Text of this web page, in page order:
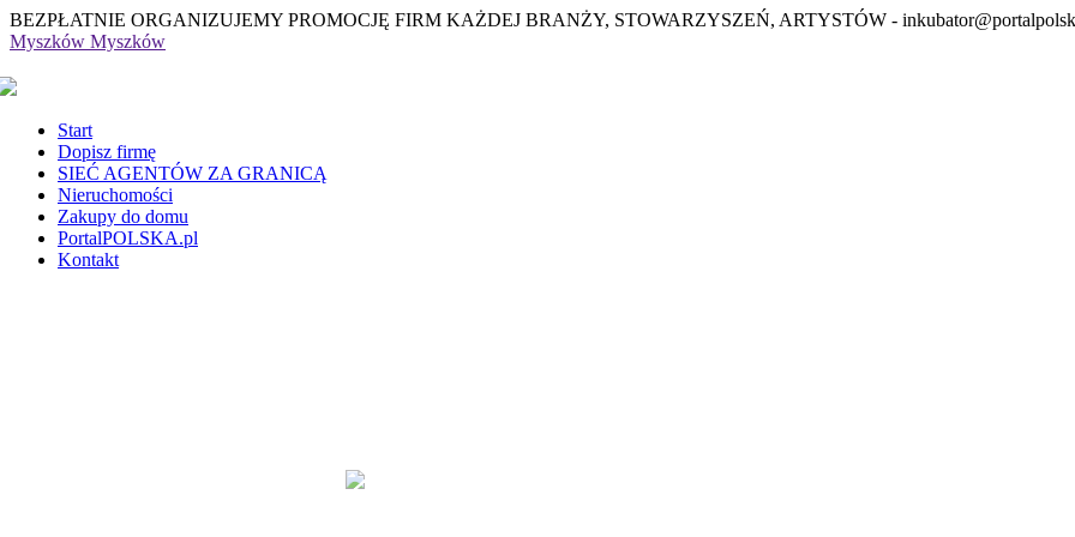
BEZPŁATNIE ORGANIZUJEMY PROMOCJĘ FIRM KAŻDEJ BRANŻY, STOWARZYSZEŃ, ARTYSTÓW -
Myszków Myszków
Start
Dopisz firmę
SIEĆ AGENTÓW ZA GRANICĄ
Nieruchomości
Zakupy do domu
PortalPOLSKA.pl
Kontakt